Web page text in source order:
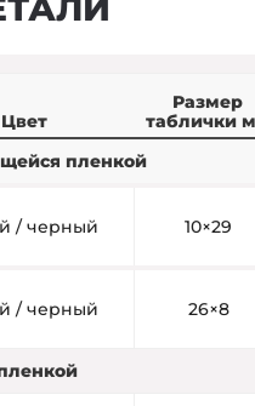
Цвет
Размер
таблички
пленкой
/ черный 10×29
/ черный 26×8